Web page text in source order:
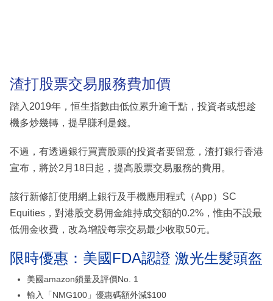
渣打股票交易服務費加價
踏入2019年，恒生指數由低位累升逾千點，投資者或想趁
機多炒幾轉，提早賺利是錢。
不過，有透過銀行買賣股票的投資者要留意，渣打銀行香港
宣布，將於2月18日起，提高股票交易服務的費用。
該行新修訂使用網上銀行及手機應用程式（App）SC
Equities，對港股交易佣金維持成交額的0.2%，惟由不設最
低佣金收費，改為增設每宗交易最少收取50元。
限時優惠：美國FDA認證 激光生髮頭盔
美國amazon鎖量及評價No. 1
輸入「NMG100」優惠碼額外減$100